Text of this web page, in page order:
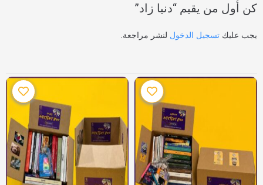
كن أول من يقيم “دنيا زاد”
يجب عليك تسجيل الدخول لنشر مراجعة.